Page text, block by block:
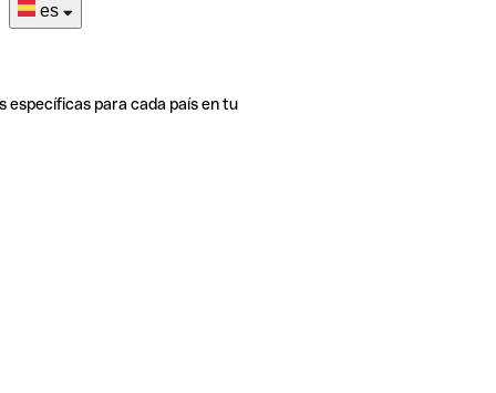
es
específicas para cada país en tu